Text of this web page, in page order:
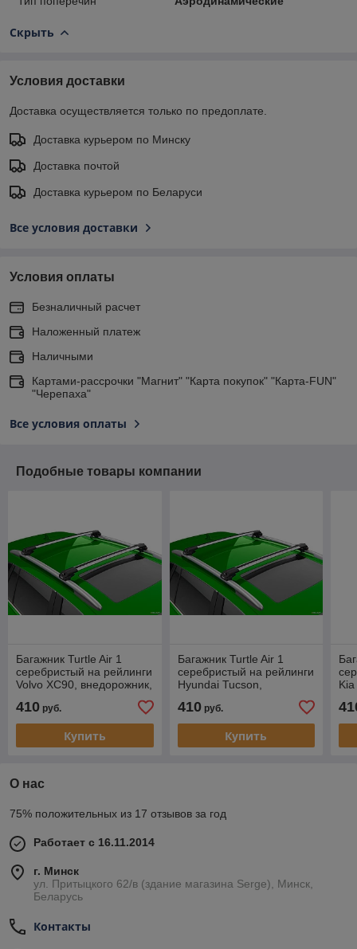
Скрыть
Условия доставки
Доставка осуществляется только по предоплате.
Доставка курьером по Минску
Доставка почтой
Доставка курьером по Беларуси
Все условия доставки
Условия оплаты
Безналичный расчет
Наложенный платеж
Наличными
Картами-рассрочки "Магнит" "Карта покупок" "Карта-FUN"
"Черепаха"
Все условия оплаты
Подобные товары компании
Багажник Turtle Air 1
серебристый на рейлинги
Volvo XC90, внедорожник,
410 руб.
Купить
Багажник Turtle Air 1
серебристый на рейлинги
Hyundai Tucson,
внедорожник, 2004-2016
410руб.
Купить
О нас
75% положительных из 17 отзывов за год
Работает с 16.11.2014
г. Минск
ул. Притыцкого 62/в (здание магазина Serge), Минск,
Беларусь
Контакты